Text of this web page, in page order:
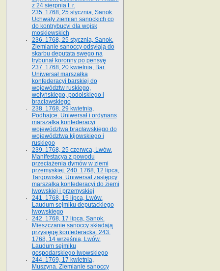
z 24 sierpnia t. r.
235. 1768, 25 stycznia, Sanok.
Uchwały ziemian sanockich co
do kontrybucyi dla wojsk
moskiewskich
236. 1768, 25 stycznia, Sanok.
Ziemianie sanoccy odsyłają do
skarbu deputata swego na
trybunał koronny po pensyę
237. 1768, 20 kwietnia, Bar.
Uniwersał marszałka
konfederacyi barskiej do
województw ruskiego,
wołyńskiego, podolskiego i
bracławskiego
238. 1768, 29 kwietnia,
Podhajce. Uniwersał i ordynans
marszałka konfederacyi
województwa bracławskiego do
wo­jewództwa kijowskiego i
ruskiego
239. 1768, 25 czerwca, Lwów.
Manifestacya z powodu
przeciążenia dymów w ziemi
przemyskiej. 240. 1768, 12 lipca,
Targowiska. Uniwersał zastępcy
marszałka konfederacyi do ziemi
lwowskiej i przemyskiej
241. 1768, 15 lipca, Lwów.
Laudum sejmiku deputackiego
lwowskiego
242. 1768, 17 lipca, Sanok.
Mieszczanie sanoccy składają
przysięgę konfederacką. 243.
1768, 14 września, Lwów.
Laudum sejmiku
gospodarskiego lwowskiego
244. 1769, 17 kwietnia,
Muszyna. Ziemianie sanoccy